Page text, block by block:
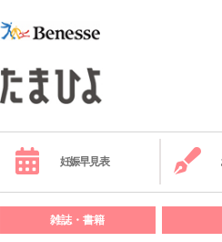
妊娠早見表
雑誌・書籍